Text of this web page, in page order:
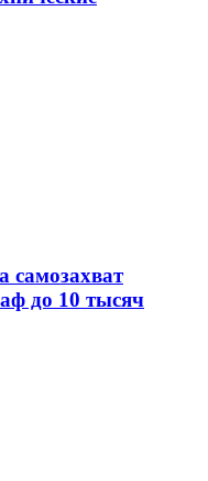
самозахват
до 10 тысяч